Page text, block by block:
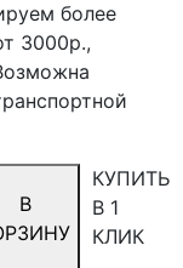
более
3000р.,
В
КУПИТЬ
В 1
КЛИК